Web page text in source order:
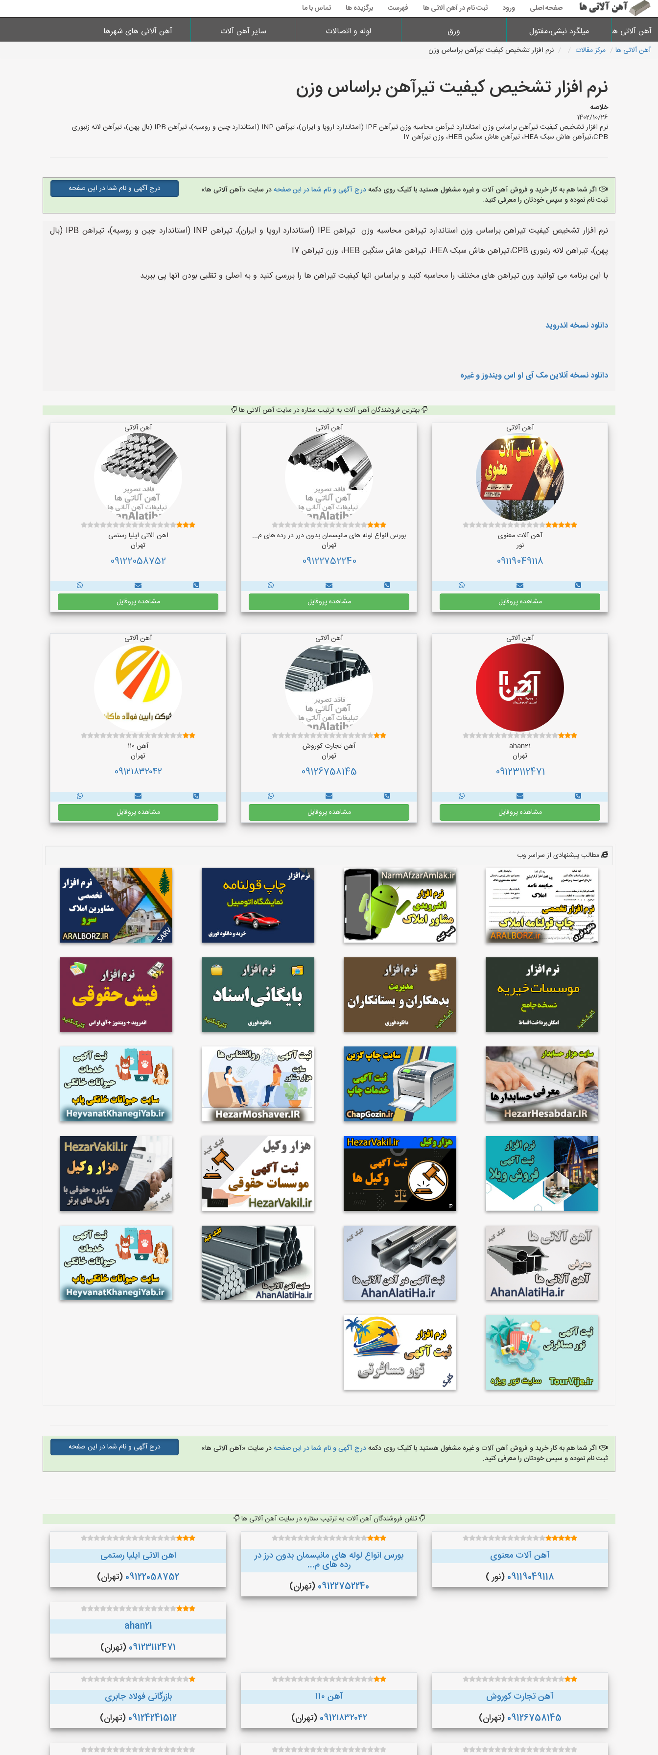
صفحه اصلی ورود ثبت نام در آهن آلاتی ها فهرست برگزیده ها تماس با ما
آهن آلاتی ها میلگرد نبشی،مفتول ورق لوله و اتصالات سایر آهن آلات آهن آلاتی های شهرها
آهن آلاتی ها مرکز مقالات نرم افزار تشخیص کیفیت تیرآهن براساس وزن
نرم افزار تشخیص کیفیت تیرآهن براساس وزن
خلاصه
1402/10/26
نرم افزار تشخیص کیفیت تیرآهن براساس وزن استاندارد تیرآهن محاسبه وزن تیرآهن IPE (استاندارد اروپا و ایران)، تیرآهن INP (استاندارد چین و روسیه)، تیرآهن IPB (بال پهن)، تیرآهن لانه زنبوری
CPB،تیرآهن هاش سبک HEA، تیرآهن هاش سنگین HEB، وزن تیرآهن I7
اگر شما هم به کار خرید و فروش آهن آلات و غیره مشغول هستید با کلیک روی دکمهدرج آگهی و نام شما در این صفحهدر سایت «آهن آلاتی ها»
ثبت نام نموده و سپس خودتان را معرفی کنید.
درج آگهی و نام شما در این صفحه
نرم افزار تشخیص کیفیت تیرآهن براساس وزن استاندارد تیرآهن محاسبه وزن تیرآهن IPE (استاندارد اروپا و ایران)، تیرآهن INP (استاندارد چین و روسیه)، تیرآهن IPB (بال
پهن)، تیرآهن لانه زنبوری CPB،تیرآهن هاش سبک HEA، تیرآهن هاش سنگین HEB، وزن تیرآهن I7
با این برنامه می توانید وزن تیرآهن های مختلف را محاسبه کنید و براساس آنها کیفیت تیرآهن ها را بررسی کنید و به اصلی و تقلبی بودن آنها پی ببرید
دانلود نسخه اندروید
دانلود نسخه آنلاین مک آی او اس ویندوز و غیره
بهترین فروشندگان آهن آلات به ترتیب ستاره در سایت آهن آلاتی ها
آهن آلاتی
آهن آلات معنوی
نور
09119049118
مشاهده پروفایل
آهن آلاتی
بورس انواع لوله های مانیسمان بدون درز در رده های م...
تهران
09122752240
مشاهده پروفایل
آهن آلاتی
اهن الاتی ایلیا رستمی
تهران
09122058752
مشاهده پروفایل
آهن آلاتی
ahan21
تهران
09123112471
مشاهده پروفایل
آهن آلاتی
آهن تجارت کوروش
تهران
09126758145
مشاهده پروفایل
آهن آلاتی
آهن ۱۱۰
تهران
091۲۱۸۳۲۰۴۲
مشاهده پروفایل
مطالب پیشنهادی از سراسر وب
اگر شما هم به کار خرید و فروش آهن آلات و غیره مشغول هستید با کلیک روی دکمهدرج آگهی و نام شما در این صفحهدر سایت «آهن آلاتی ها»
ثبت نام نموده و سپس خودتان را معرفی کنید.
درج آگهی و نام شما در این صفحه
تلفن فروشندگان آهن آلات به ترتیب ستاره در سایت آهن آلاتی ها
آهن آلات معنوی
09119049118 (نور )
بورس انواع لوله های مانیسمان بدون درز در
رده های م...
09122752240 (تهران)
اهن الاتی ایلیا رستمی
09122058752 (تهران)
ahan21
09123112471 (تهران)
آهن تجارت کوروش
09126758145 (تهران)
آهن ۱۱۰
091۲۱۸۳۲۰۴۲ (تهران)
بازرگانی فولاد جابری
09124241512 (تهران)